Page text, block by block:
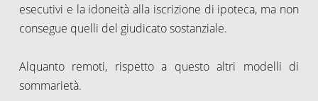
esecutivi e la idoneità alla iscrizione di ipoteca, ma non
consegue quelli del giudicato sostanziale.
Alquanto remoti, rispetto a questo altri modelli di
sommarietà.